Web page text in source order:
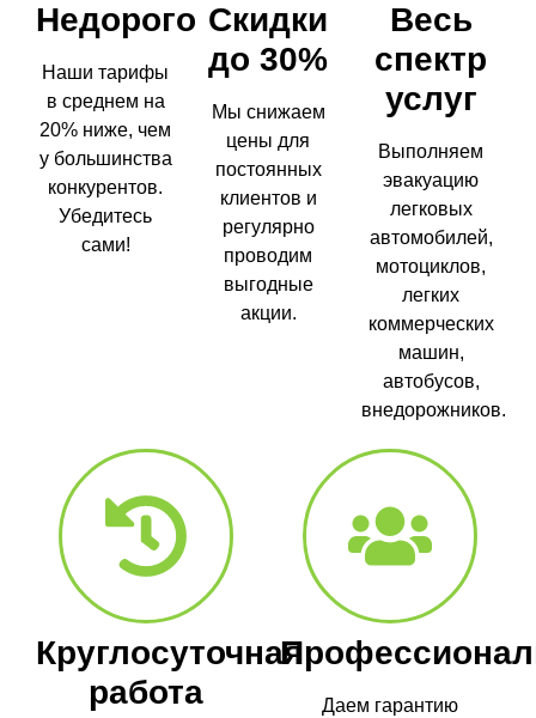
Недорого
Наши тарифы
в среднем на
20% ниже, чем
у большинства
конкурентов.
Убедитесь
сами!
Скидки
до 30%
Мы снижаем
цены для
постоянных
клиентов и
регулярно
проводим
выгодные
акции.
Весь
спектр
услуг
Выполняем
эвакуацию
легковых
автомобилей,
мотоциклов,
легких
коммерческих
машин,
автобусов,
внедорожников.
Круглосуточная
работа
Даем гарантию